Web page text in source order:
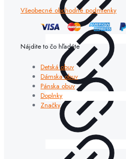
Všeobecné obchodné podmienky
Nájdite to čo hľadáte
Detská obuv
Dámska obuv
Pánska obuv
Doplnky
Značky